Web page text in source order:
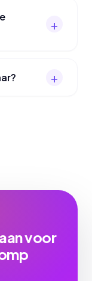
voor